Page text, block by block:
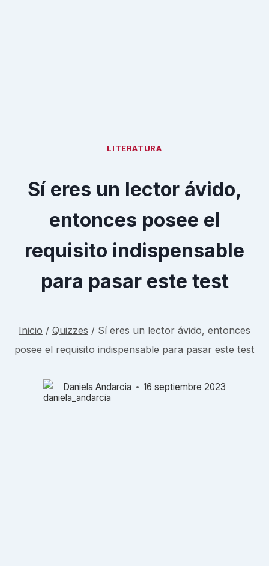
LITERATURA
Sí eres un lector ávido,
entonces posee el
requisito indispensable
para pasar este test
Inicio / Quizzes / Sí eres un lector ávido, entonces
posee el requisito indispensable para pasar este test
Daniela Andarcia 16 septiembre 2023